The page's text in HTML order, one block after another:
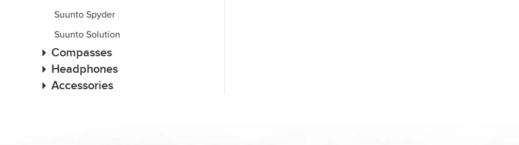
Suunto Spyder
Suunto Solution
Compasses
Headphones
Accessories